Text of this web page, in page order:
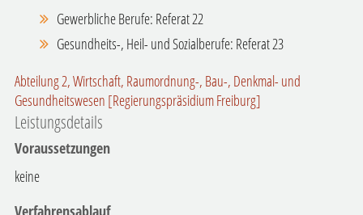
Gewerbliche Berufe: Referat 22
Gesundheits-, Heil- und Sozialberufe: Referat 23
Abteilung 2, Wirtschaft, Raumordnung-, Bau-, Denkmal- und
Gesundheitswesen [Regierungspräsidium Freiburg]
Leistungsdetails
Voraussetzungen
keine
Verfahrensablauf